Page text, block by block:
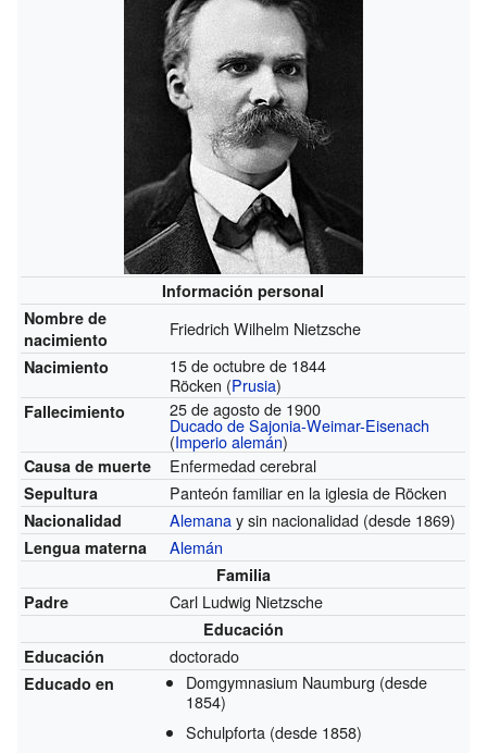
Información personal
Nombre de
nacimiento
Friedrich Wilhelm Nietzsche
Nacimiento
15 de octubre de 1844
Röcken (Prusia)
Fallecimiento 25 de agosto de 1900
Ducado de Sajonia-Weimar-Eisenach
(Imperio alemán)
Causa de muerte Enfermedad cerebral
Sepultura Panteón familiar en la iglesia de Röcken
Nacionalidad Alemanay sin nacionalidad (desde 1869)
Lengua materna Alemán
Familia
Padre
Carl Ludwig Nietzsche
Educación
Educación
doctorado
Educado en Domgymnasium Naumburg (desde
1854)
Schulpforta (desde 1858)